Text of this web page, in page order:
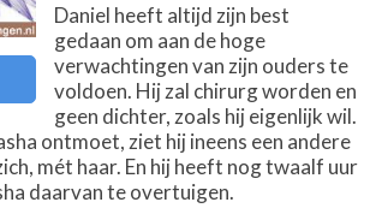
Daniel heeft altijd zijn best
gedaan om aan de hoge
verwachtingen van zijn ouders te
voldoen. Hij zal chirurg worden en
geen dichter, zoals hij eigenlijk wil.
ontmoet, ziet hij ineens een andere
mét haar. En hij heeft nog twaalf uur
daarvan te overtuigen.